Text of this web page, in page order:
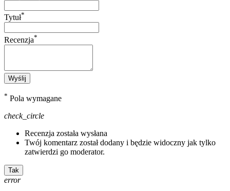
Tytuł*
Recenzja*
Wyślij
* Pola wymagane
check_circle
Recenzja została wysłana
Twój komentarz został dodany i będzie widoczny jak tylko
zatwierdzi go moderator.
Tak
error